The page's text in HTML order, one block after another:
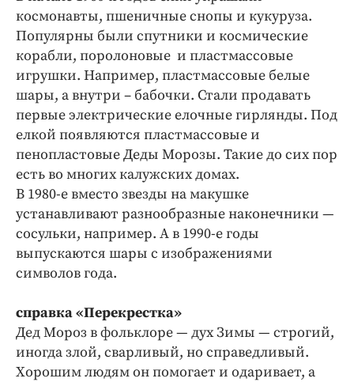
космонавты, пшеничные снопы и кукуруза.
Популярны были спутники и космические
корабли, поролоновые и пластмассовые
игрушки. Например, пластмассовые белые
шары, а внутри – бабочки. Стали продавать
первые электрические елочные гирлянды. Под
елкой появляются пластмассовые и
пенопластовые Деды Морозы. Такие до сих пор
есть во многих калужских домах.
В 1980-е вместо звезды на макушке
устанавливают разнообразные наконечники —
сосульки, например. А в 1990-е годы
выпускаются шары с изображениями
символов года.
справка «Перекрестка»
Дед Мороз в фольклоре — дух Зимы — строгий,
иногда злой, сварливый, но справедливый.
Хорошим людям он помогает и одаривает, а